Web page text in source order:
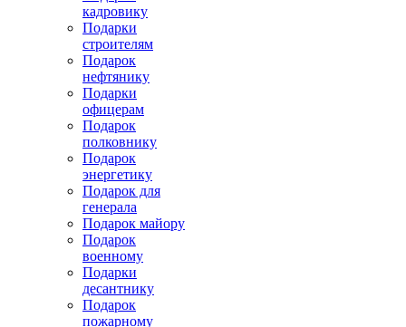
кадровику
Подарки
строителям
Подарок
нефтянику
Подарки
офицерам
Подарок
полковнику
Подарок
энергетику
Подарок для
генерала
Подарок майору
Подарок
военному
Подарки
десантнику
Подарок
пожарному